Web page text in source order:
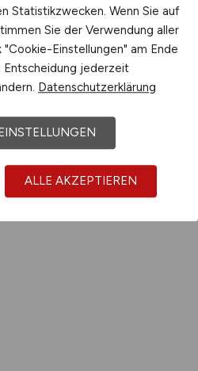
Statistikzwecken. Wenn Sie auf
Sie der Verwendung aller
Einstellungen" am Ende
Entscheidung jederzeit
Datenschutzerklärung
ALLE AKZEPTIEREN